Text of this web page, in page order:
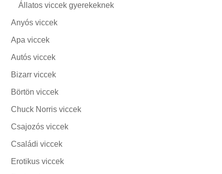
Állatos viccek gyerekeknek
Anyós viccek
Apa viccek
Autós viccek
Bizarr viccek
Börtön viccek
Chuck Norris viccek
Csajozós viccek
Családi viccek
Erotikus viccek